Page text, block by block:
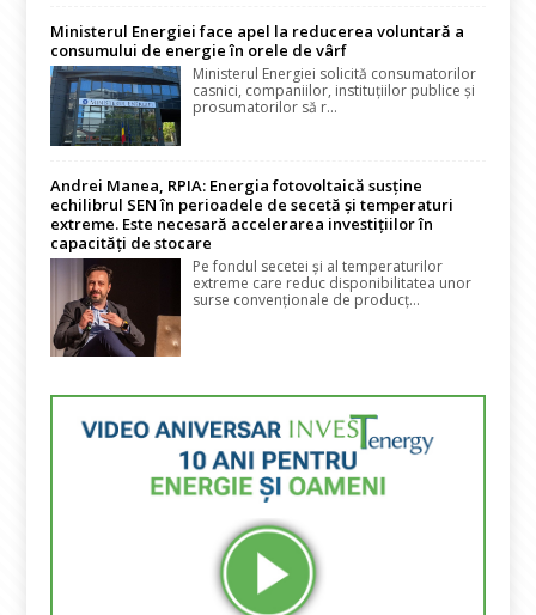
Ministerul Energiei face apel la reducerea voluntară a
consumului de energie în orele de vârf
Ministerul Energiei solicită consumatorilor
casnici, companiilor, instituțiilor publice și
prosumatorilor să r...
Andrei Manea, RPIA: Energia fotovoltaică susține
echilibrul SEN în perioadele de secetă și temperaturi
extreme. Este necesară accelerarea investițiilor în
capacități de stocare
Pe fondul secetei și al temperaturilor
extreme care reduc disponibilitatea unor
surse convenționale de producț...